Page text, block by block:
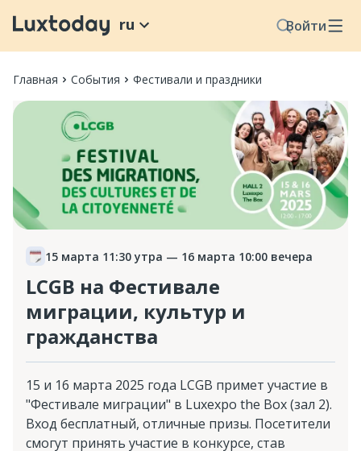
Войти
ru
Главная События Фестивали и праздники
15 марта 11:30 утра — 16 марта 10:00 вечера
LCGB на Фестивале
миграции, культур и
гражданства
15 и 16 марта 2025 года LCGB примет участие в
"Фестивале миграции" в Luxexpo the Box (зал 2).
Вход бесплатный, отличные призы. Посетители
смогут принять участие в конкурсе, став